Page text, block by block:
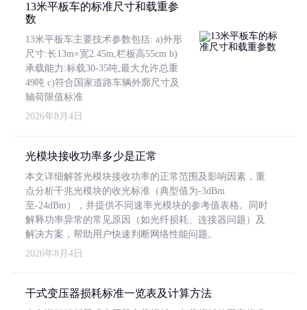
13米平板车的标准尺寸和载重参
数
13米平板车主要技术参数包括: a)外形
尺寸:长13m×宽2.45m,栏板高55cm b)
承载能力:标载30-35吨,最大允许总重
49吨 c)符合国家道路车辆外廓尺寸及
轴荷限值标准
2026年8月4日
光模块接收功率多少是正常
本文详细解答光模块接收功率的正常范围及影响因素，重
点分析千兆光模块的收光标准（典型值为-3dBm
至-24dBm），并提供不同速率光模块的参考值表格。同时
解释功率异常的常见原因（如光纤损耗、连接器问题）及
解决方案，帮助用户快速判断网络性能问题。
2026年8月4日
干式变压器损耗标准一览表及计算方法